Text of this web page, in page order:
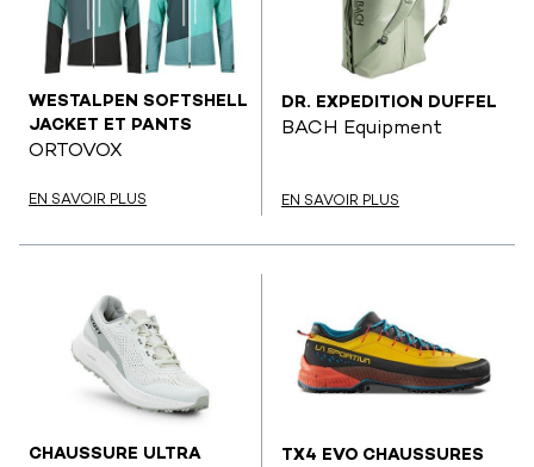
WESTALPEN SOFTSHELL
JACKET ET PANTS
ORTOVOX
EN SAVOIR PLUS
DR. EXPEDITION DUFFEL
BACH Equipment
EN SAVOIR PLUS
CHAUSSURE ULTRA
TX4 EVO CHAUSSURES